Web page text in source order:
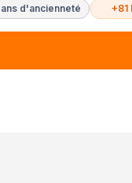
d'ancienneté +81